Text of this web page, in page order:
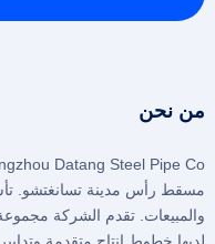
من نحن
والمبيعات. تقدم الشركة
لديها خطوط إنتاج متقدمة